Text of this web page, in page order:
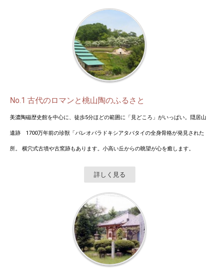
No.1 古代のロマンと桃山陶のふるさと
美濃陶磁歴史館を中心に、徒歩5分ほどの範囲に「見どころ」がいっぱい。隠居山
遺跡 1700万年前の珍獣「パレオパラドキシアタバタイの全身骨格が発見された
所。 横穴式古墳や古窯跡もあります。小高い丘からの眺望が心を癒します。
詳しく見る